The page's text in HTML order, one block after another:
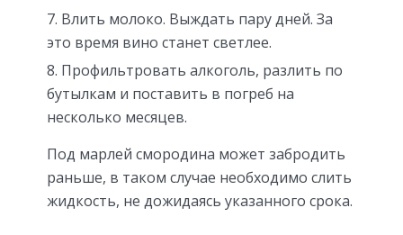
Влить молоко. Выждать пару дней. За
это время вино станет светлее.
Профильтровать алкоголь, разлить по
бутылкам и поставить в погреб на
несколько месяцев.
Под марлей смородина может забродить
раньше, в таком случае необходимо слить
жидкость, не дожидаясь указанного срока.